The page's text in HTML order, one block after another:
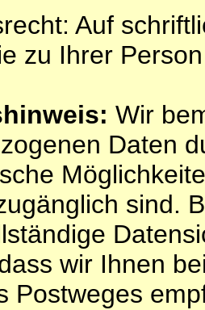
Auf
zu Ihrer
Wir
Daten
sind.
wir Ihnen
Postweges